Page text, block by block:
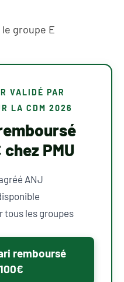
groupe E
VALIDÉ PAR
LA CDM 2026
chez PMU
ANJ
tous les groupes
remboursé